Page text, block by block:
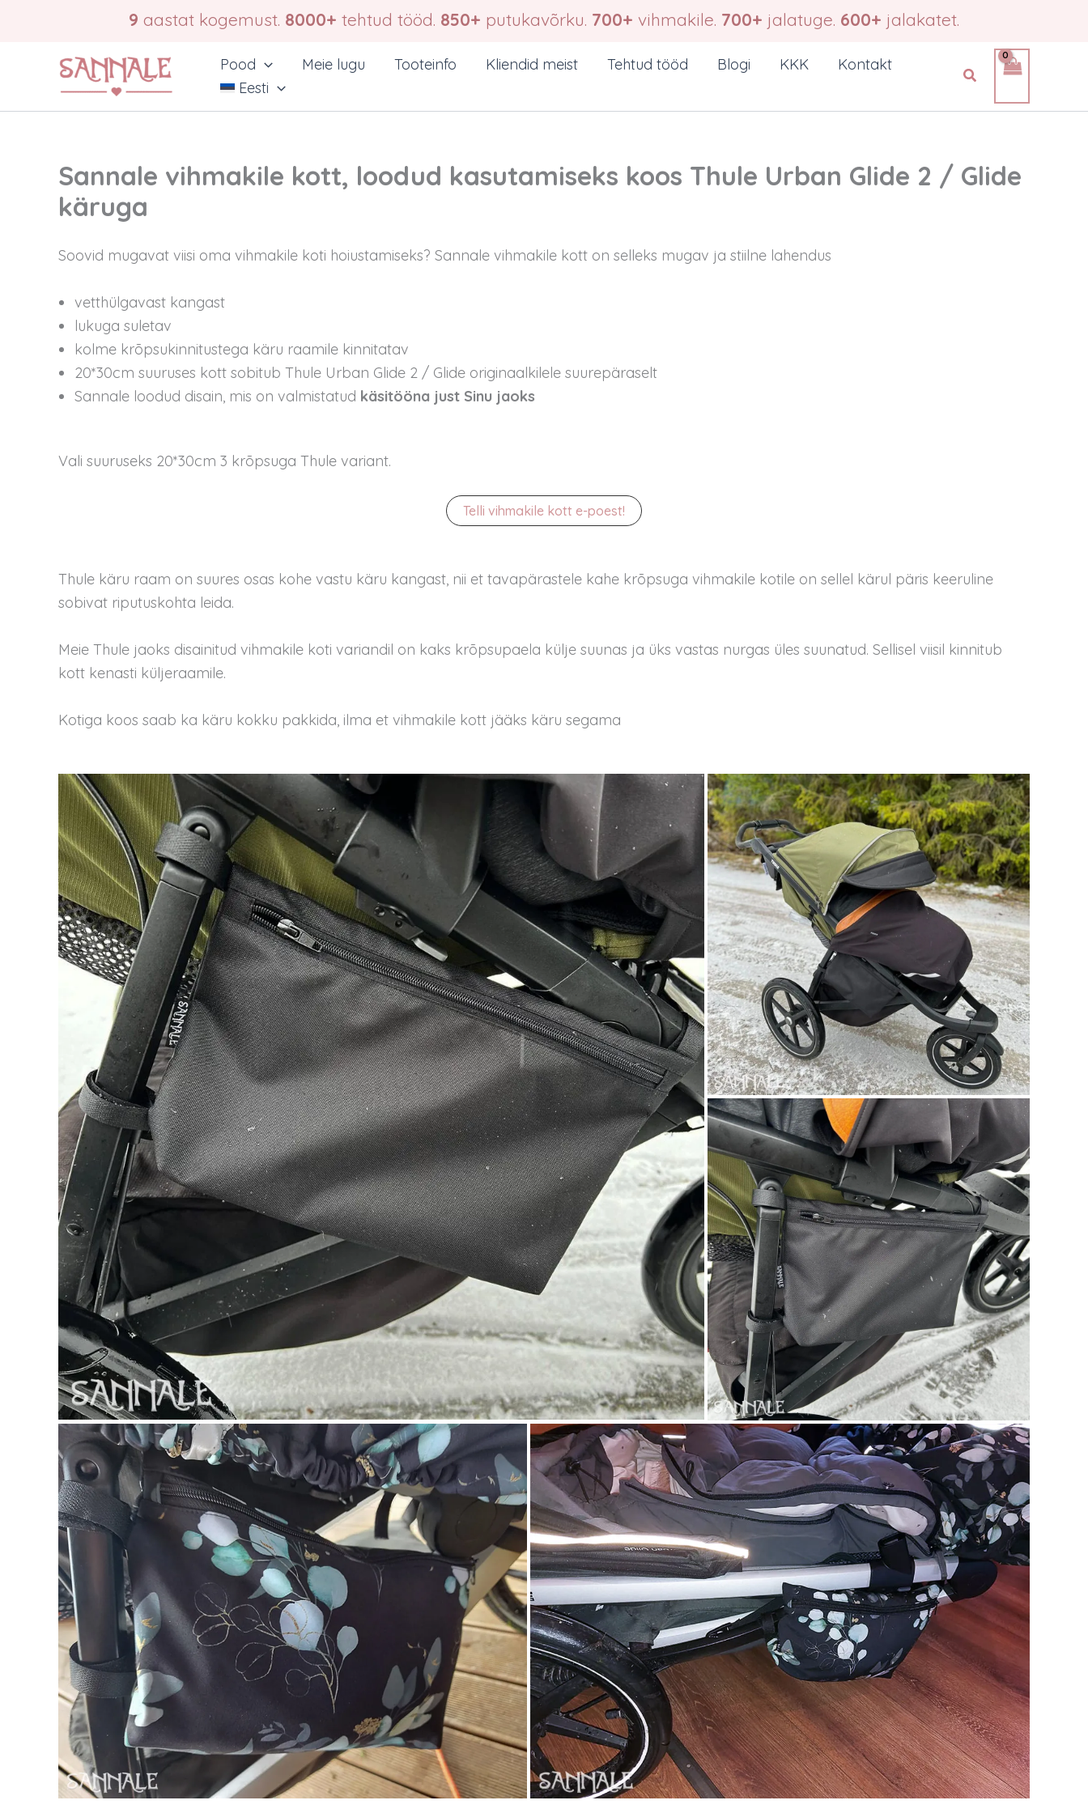
9 aastat kogemust. 8000+ tehtud tööd. 850+ putukavõrku. 700+ vihmakile. 700+ jalatuge. 600+ jalakatet.
Pood Meie lugu Tooteinfo Kliendid meist Tehtud tööd Blogi KKK
Kontakt
Eesti
Search
Sannale vihmakile kott, loodud kasutamiseks koos Thule Urban Glide 2 / Glide
käruga
Soovid mugavat viisi oma vihmakile koti hoiustamiseks? Sannale vihmakile kott on selleks mugav ja stiilne lahendus
vetthülgavast kangast
lukuga suletav
kolme krõpsukinnitustega käru raamile kinnitatav
20*30cm suuruses kott sobitub Thule Urban Glide 2 / Glide originaalkilele suurepäraselt
Sannale loodud disain, mis on valmistatud käsitööna just Sinu jaoks
Vali suuruseks 20*30cm 3 krõpsuga Thule variant.
Telli vihmakile kott e-poest!
Thule käru raam on suures osas kohe vastu käru kangast, nii et tavapärastele kahe krõpsuga vihmakile kotile on sellel kärul päris keeruline
sobivat riputuskohta leida.
Meie Thule jaoks disainitud vihmakile koti variandil on kaks krõpsupaela külje suunas ja üks vastas nurgas üles suunatud. Sellisel viisil kinnitub
kott kenasti küljeraamile.
Kotiga koos saab ka käru kokku pakkida, ilma et vihmakile kott jääks käru segama